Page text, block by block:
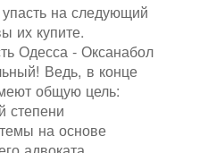
на следующий
их купите.
Одесса - Оксанабол
Ведь, в конце
общую цель:
степени
на основе